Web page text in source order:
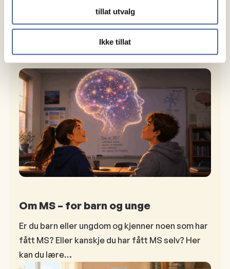
tillat utvalg
Ikke tillat
- Og så er det lov å si at nå legger vi MS-en i en skuff
en stund, avslutter Weiner.
Aktuelt
Om MS – for barn og unge
Er du barn eller ungdom og kjenner noen som har
fått MS? Eller kanskje du har fått MS selv? Her
kan du lære…